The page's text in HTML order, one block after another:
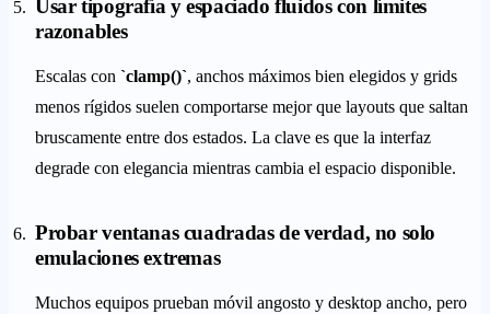
Usar tipografía y espaciado fluidos con límites
razonables
Escalas con `clamp()`, anchos máximos bien elegidos y grids
menos rígidos suelen comportarse mejor que layouts que saltan
bruscamente entre dos estados. La clave es que la interfaz
degrade con elegancia mientras cambia el espacio disponible.
Probar ventanas cuadradas de verdad, no solo
emulaciones extremas
Muchos equipos prueban móvil angosto y desktop ancho, pero